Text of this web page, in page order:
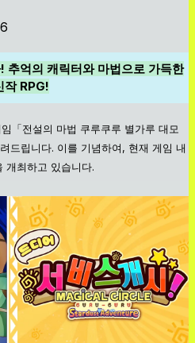
추억의 캐릭터와 마법으로 가득한
작 RPG!
「전설의 마법 쿠루쿠루 별가루 대모
드립니다. 이를 기념하여, 현재 게임 내
개최하고 있습니다.